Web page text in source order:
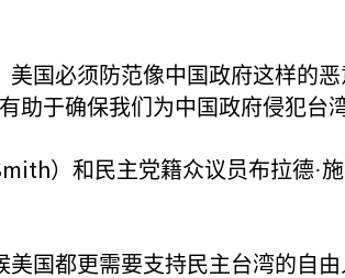
国必须防范像中国政府这样的
助于确保我们为中国政府侵犯台
）和民主党籍众议员布拉德·
国都更需要支持民主台湾的自